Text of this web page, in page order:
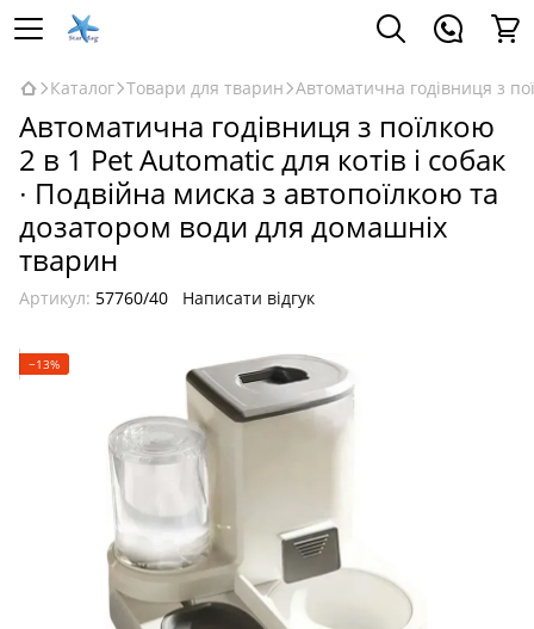
Каталог Товари для тварин Автоматична годівниця з
Автоматична годівниця з поїлкою
2 в 1 Pet Automatic для котів і собак
∙ Подвійна миска з автопоїлкою та
дозатором води для домашніх
тварин
Артикул: 57760/40 Написати відгук
−13%